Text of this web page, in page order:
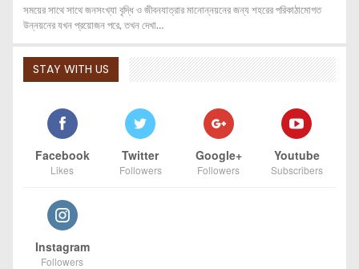
সময়ের সাথে সাথে জনসংখ্যা বৃদ্ধি ও জীবনযাত্রার মানোন্নয়নের জন্য শহরের পরিকাঠামোগত
উন্নয়নের যখন প্রয়োজন পরে, তখন দেখা…
STAY WITH US
Facebook
Likes
Twitter
Followers
Google+
Followers
Youtube
Subscribers
Instagram
Followers